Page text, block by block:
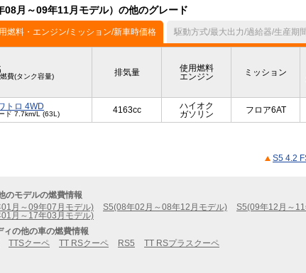
08月～09年11月モデル）の他のグレード
燃料・エンジン/ミッション/新車時価格 駆動方式/最大出力/過給器/生産期
費(タンク容量) 排気量
使用燃料
エンジン
ミッション
トロ 4WD
ド 7.7km/L (63L) 4163cc
ハイオク
ガソリン
フロア6AT
S5 4.2
のモデルの燃費情報
月～09年07月モデル)
S5(08年02月～08年12月モデル) S5(09年12月～
月～17年03月モデル)
の他の車の燃費情報
TTSクーペ TT RSクーペ RS5 TT RSプラスクーペ